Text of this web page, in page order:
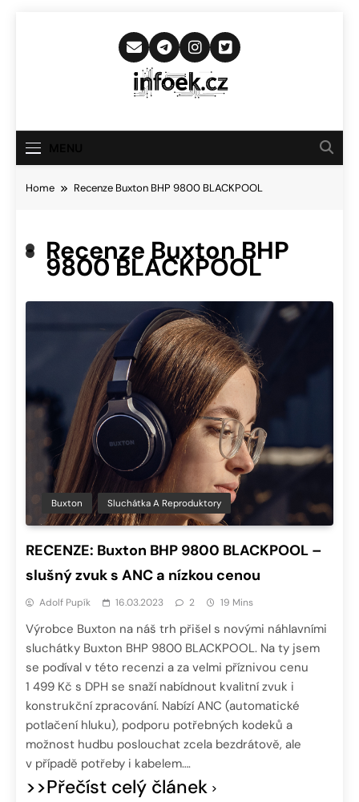
Infoek.cz
Novinkám
Home Recenze Buxton BHP 9800 BLACKPOOL
Recenze Buxton BHP
9800 BLACKPOOL
Buxton Sluchátka A Reproduktory
RECENZE: Buxton BHP 9800 BLACKPOOL –
slušný zvuk s ANC a nízkou cenou
Adolf Pupík 16.03.2023 2 19 Mins
Výrobce Buxton na náš trh přišel s novými náhlavními
sluchátky Buxton BHP 9800 BLACKPOOL. Na ty jsem
se podíval v této recenzi a za velmi příznivou cenu
1 499 Kč s DPH se snaží nabídnout kvalitní zvuk i
konstrukční zpracování. Nabízí ANC (automatické
potlačení hluku), podporu potřebných kodeků a
možnost hudbu poslouchat zcela bezdrátově, ale
v případě potřeby i kabelem….
>>Přečíst celý článek